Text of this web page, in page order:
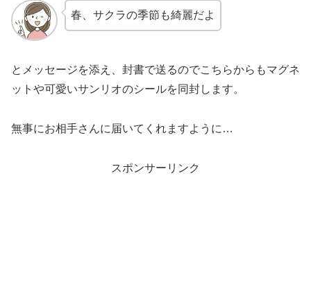
春、サクラの季節も綺麗だよ
とメッセージを添え、封書で送るのでこちらからもマグネ
ットや可愛いサンリオのシールを同封します。
無事にお相手さんに届いてくれますように…
スポンサーリンク